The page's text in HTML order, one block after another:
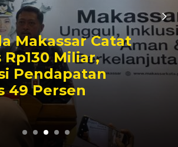
Makassar Catat
Miliar,
Pendapatan
49 Persen